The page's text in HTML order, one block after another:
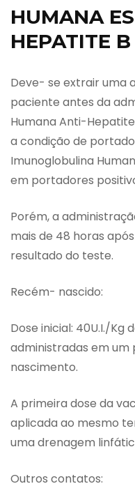
HUMANA
HEPATITE B
Deve- se extrair uma
paciente antes da
Humana Anti-
a condição de
Imunoglobulina
em portadores
Porém, a
mais de 48 horas
resultado do teste.
Recém- nascido:
Dose inicial: 40U.I./Kg
administradas em um
nascimento.
A primeira dose da
aplicada ao mesmo
uma drenagem
Outros contatos: